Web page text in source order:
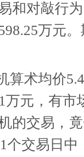
和对敲行
万元
算术均价
万元，有市
的交易，
个交易日中